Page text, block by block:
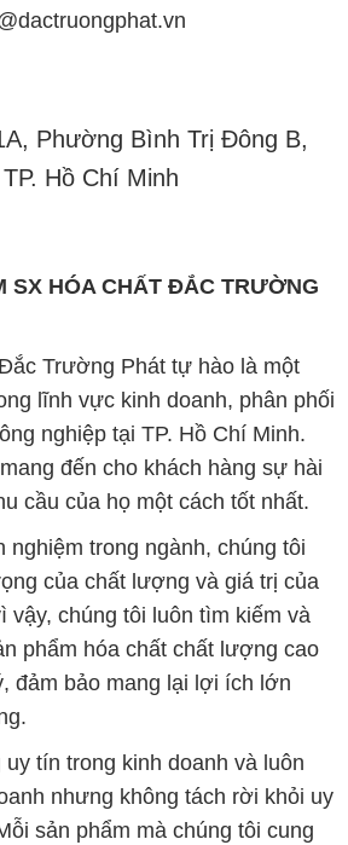
Phường Bình Trị Đông B,
Hồ Chí Minh
SX HÓA CHẤT ĐẮC TRƯỜNG
Trường Phát tự hào là một
lĩnh vực kinh doanh, phân phối
nghiệp tại TP. Hồ Chí Minh.
đến cho khách hàng sự hài
cầu của họ một cách tốt nhất.
nghiệm trong ngành, chúng tôi
của chất lượng và giá trị của
vậy, chúng tôi luôn tìm kiếm và
phẩm hóa chất chất lượng cao
đảm bảo mang lại lợi ích lớn
tín trong kinh doanh và luôn
nhưng không tách rời khỏi uy
sản phẩm mà chúng tôi cung